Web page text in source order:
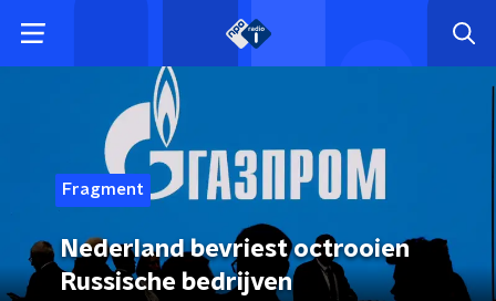
Fragment
Nederland bevriest octrooien
Russische bedrijven